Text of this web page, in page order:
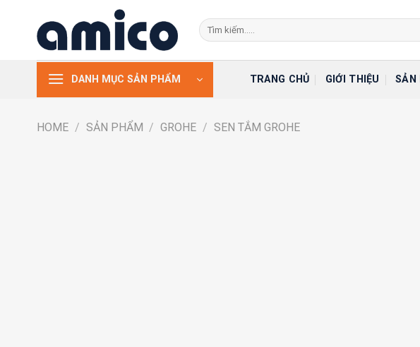
Search
for:
DANH MỤC SẢN PHẨM TRANG CHỦ GIỚI THIỆU SẢN
HOME / SẢN PHẨM / GROHE / SEN TẮM GROHE